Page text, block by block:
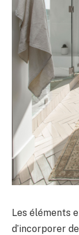
Les éléments
d’incorporer